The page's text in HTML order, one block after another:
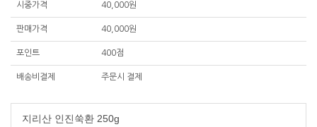
시중가격 40,000원
판매가격 40,000원
포인트 400점
배송비결제 주문시 결제
지리산 인진쑥환 250g